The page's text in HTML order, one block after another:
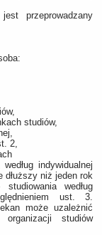
przeprowadzany
studiów,
2,
indywidualnej
dłuższy niż jeden rok
według
ust. 3.
może uzależnić
organizacji studiów